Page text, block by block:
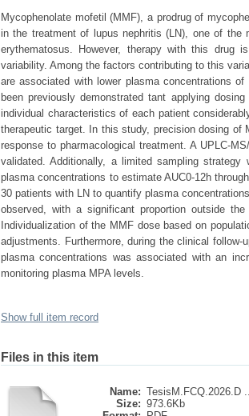
Mycophenolate mofetil (MMF), a prodrug of
in the treatment of lupus nephritis (LN), one of
erythematosus. However, therapy with this drug
variability. Among the factors contributing to this
are associated with lower plasma concentrations
been previously demonstrated tant applying
individual characteristics of each patient
therapeutic target. In this study, precision dosing of
response to pharmacological treatment. A UPLC-
validated. Additionally, a limited sampling strategy
plasma concentrations to estimate AUC0-12h
30 patients with LN to quantify plasma
observed, with a significant proportion outside
Individualization of the MMF dose based on
adjustments. Furthermore, during the clinical
plasma concentrations was associated with an
monitoring plasma MPA levels.
Show full item record
Files in this item
Name: TesisM.FCQ.2026.D
Size: 973.6Kb